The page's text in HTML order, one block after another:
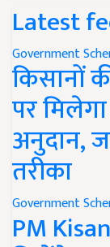
Latest
Government
किसानों
पर
अनुदान,
तरीका
Government
PM